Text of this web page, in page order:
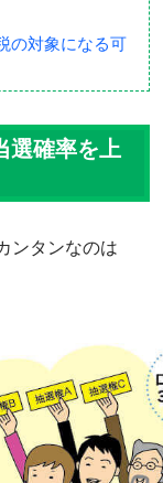
の対象になる可
選確率を上
ンタンなのは